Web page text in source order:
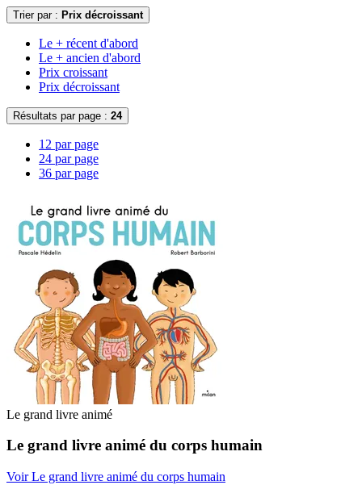
Trier par : Prix décroissant
Le + récent d'abord
Le + ancien d'abord
Prix croissant
Prix décroissant
Résultats par page : 24
12 par page
24 par page
36 par page
Le grand livre animé
Le grand livre animé du corps humain
Voir Le grand livre animé du corps humain